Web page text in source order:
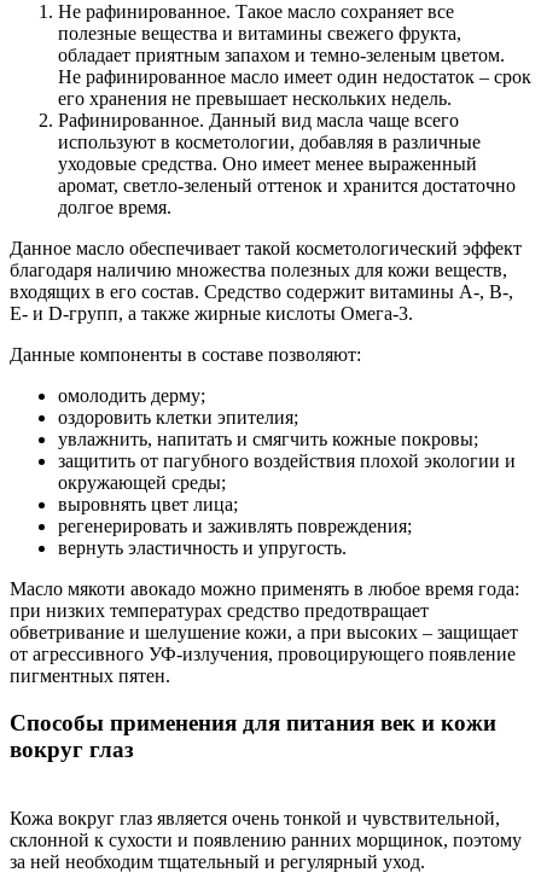
Не рафинированное. Такое масло сохраняет все
полезные вещества и витамины свежего фрукта,
обладает приятным запахом и темно-зеленым цветом.
Не рафинированное масло имеет один недостаток – срок
его хранения не превышает нескольких недель.
Рафинированное. Данный вид масла чаще всего
используют в косметологии, добавляя в различные
уходовые средства. Оно имеет менее выраженный
аромат, светло-зеленый оттенок и хранится достаточно
долгое время.
Данное масло обеспечивает такой косметологический эффект
благодаря наличию множества полезных для кожи веществ,
входящих в его состав. Средство содержит витамины А-, В-,
Е- и D-групп, а также жирные кислоты Омега-3.
Данные компоненты в составе позволяют:
омолодить дерму;
оздоровить клетки эпителия;
увлажнить, напитать и смягчить кожные покровы;
защитить от пагубного воздействия плохой экологии и
окружающей среды;
выровнять цвет лица;
регенерировать и заживлять повреждения;
вернуть эластичность и упругость.
Масло мякоти авокадо можно применять в любое время года:
при низких температурах средство предотвращает
обветривание и шелушение кожи, а при высоких – защищает
от агрессивного УФ-излучения, провоцирующего появление
пигментных пятен.
Способы применения для питания век и кожи
вокруг глаз
Кожа вокруг глаз является очень тонкой и чувствительной,
склонной к сухости и появлению ранних морщинок, поэтому
за ней необходим тщательный и регулярный уход.